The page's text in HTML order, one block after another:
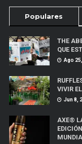
Populares
THE
QUE
Ago
VIVIR
Jun 8,
AXE®